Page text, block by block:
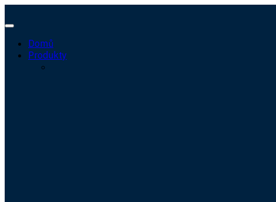
Domů
Produkty